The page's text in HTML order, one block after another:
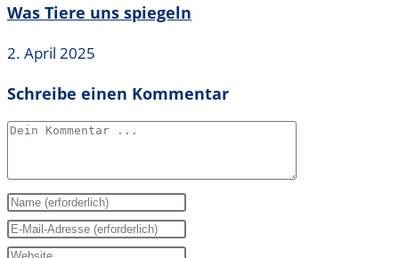
Was Tiere uns spiegeln
2. April 2025
Schreibe einen Kommentar
Kommentieren
Gib
deinen
Namen
Gib
deine
Gib